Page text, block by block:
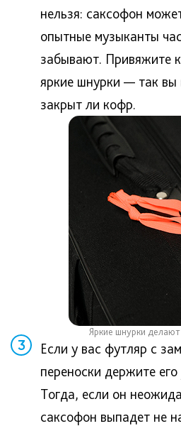
нельзя: саксофон
опытные музыканты
забывают. Привяжите
яркие шнурки — так вы
закрыт ли кофр.
Яркие шнурки
3
Если у вас футляр с
переноски держите
Тогда, если он
саксофон выпадет не